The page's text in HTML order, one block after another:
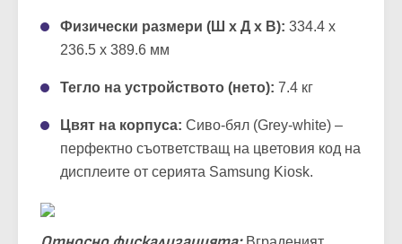
Физически размери (Ш x Д x В): 334.4 x
236.5 x 389.6 мм
Тегло на устройството (нето): 7.4 кг
Цвят на корпуса: Сиво-бял (Grey-white) –
перфектно съответстващ на цветовия код на
дисплеите от серията Samsung Kiosk.